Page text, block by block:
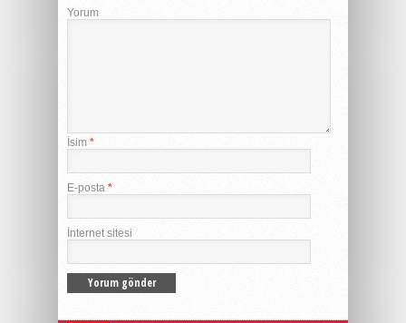
Yorum
İsim *
E-posta *
İnternet sitesi